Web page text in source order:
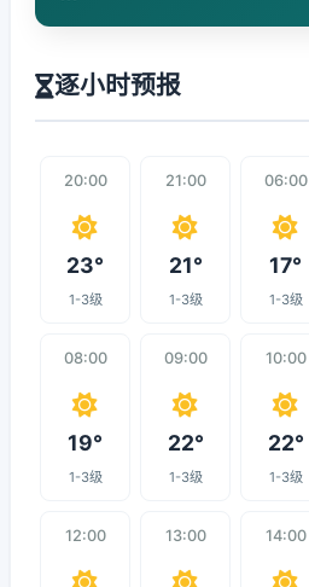
逐小时预报
20:00
23°
1-3级
21:00
21°
1-3级
06:00
17°
1-3级
08:00
19°
1-3级
09:00
22°
1-3级
10:00
22°
1-3级
12:00 13:00 14:00